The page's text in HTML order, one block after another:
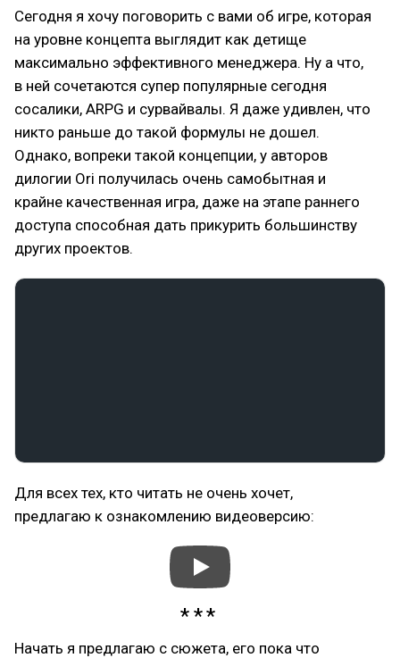
Сегодня я хочу поговорить с вами об игре, которая
на уровне концепта выглядит как детище
максимально эффективного менеджера. Ну а что,
в ней сочетаются супер популярные сегодня
сосалики, ARPG и сурвайвалы. Я даже удивлен, что
никто раньше до такой формулы не дошел.
Однако, вопреки такой концепции, у авторов
дилогии Ori получилась очень самобытная и
крайне качественная игра, даже на этапе раннего
доступа способная дать прикурить большинству
других проектов.
Для всех тех, кто читать не очень хочет,
предлагаю к ознакомлению видеоверсию:
Начать я предлагаю с сюжета, его пока что